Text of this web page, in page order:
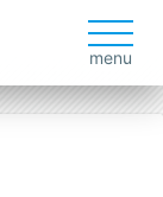
menu